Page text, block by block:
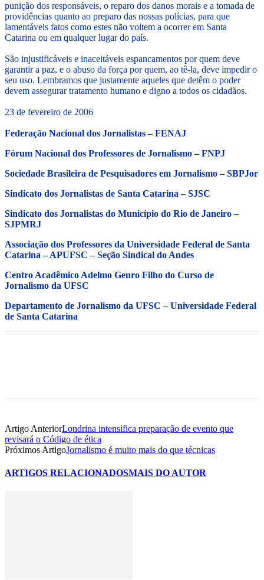
punição dos responsáveis, o reparo dos danos morais e a tomada de
providências quanto ao preparo das nossas polícias, para que
lamentáveis fatos como estes não voltem a ocorrer em Santa
Catarina ou em qualquer lugar do país.
São injustificáveis e inaceitáveis espancamentos por quem deve
garantir a paz, e o abuso da força por quem, ao tê-la, deve impedir o
seu uso. Lembramos que justamente aqueles que detêm o poder
devem assegurar tratamento humano e digno a todos os cidadãos.
23 de fevereiro de 2006
Federação Nacional dos Jornalistas – FENAJ
Fórum Nacional dos Professores de Jornalismo – FNPJ
Sociedade Brasileira de Pesquisadores em Jornalismo – SBPJor
Sindicato dos Jornalistas de Santa Catarina – SJSC
Sindicato dos Jornalistas do Município do Rio de Janeiro –
SJPMRJ
Associação dos Professores da Universidade Federal de Santa
Catarina – APUFSC – Seção Sindical do Andes
Centro Acadêmico Adelmo Genro Filho do Curso de
Jornalismo da UFSC
Departamento de Jornalismo da UFSC – Universidade Federal
de Santa Catarina
Artigo AnteriorLondrina intensifica preparação de evento que
revisará o Código de ética
Próximos ArtigoJornalismo é muito mais do que técnicas
ARTIGOS RELACIONADOSMAIS DO AUTOR